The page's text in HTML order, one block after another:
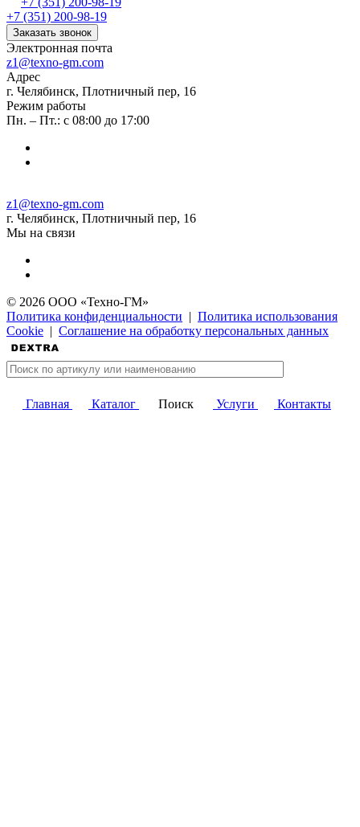
+7 (351) 200-98-19
Заказать звонок
Электронная почта
z1@texno-gm.com
Адрес
г. Челябинск, Плотничный пер, 16
Режим работы
Пн. – Пт.: с 08:00 до 17:00
z1@texno-gm.com
г. Челябинск, Плотничный пер, 16
Мы на связи
© 2026 ООО «Техно-ГМ»
Политика конфиденциальности | Политика использования
Cookie | Соглашение на обработку персональных данных
Главная Каталог Поиск Услуги Контакты